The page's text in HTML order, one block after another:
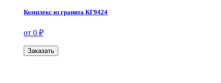
Комплекс из гранита КГ9424
от 0 ₽
Заказать